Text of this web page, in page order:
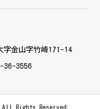
金山字竹崎171-14
36-3556
Rights Reserved.